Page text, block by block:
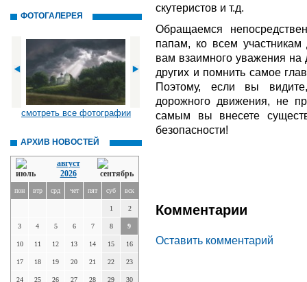
ФОТОГАЛЕРЕЯ
смотреть все фотографии
АРХИВ НОВОСТЕЙ
август
2026
пон втр срд чет пят суб вск
1 2
3 4 5 6 7 8 9
10 11 12 13 14 15 16
17 18 19 20 21 22 23
24 25 26 27 28 29 30
скутеристов и т.д.
Обращаемся
папам, ко всем
вам взаимного уважения на
других и помнить самое
Поэтому, если вы
дорожного движения, не
самым вы внесете
безопасности!
Комментарии
Оставить комментарий